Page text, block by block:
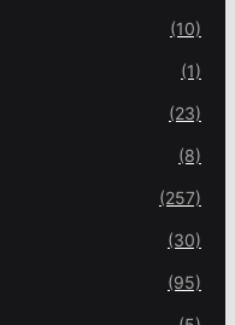
(10)
(1)
(23)
(8)
(257)
(30)
(95)